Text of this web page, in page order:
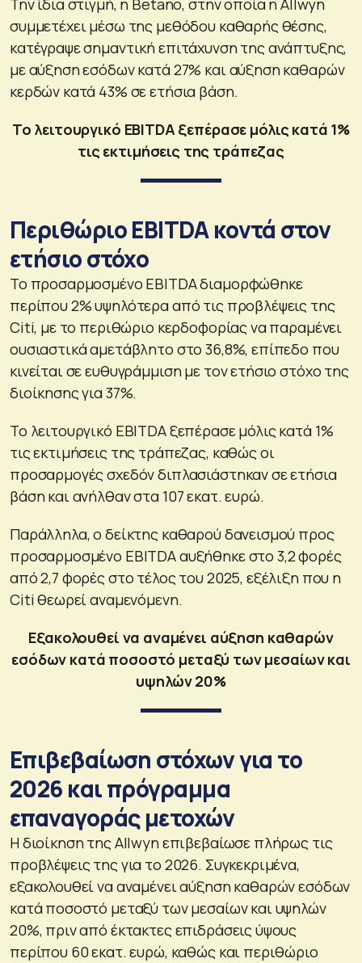
Την ίδια στιγμή, η Betano, στην οποία η Allwyn
συμμετέχει μέσω της μεθόδου καθαρής θέσης,
κατέγραψε σημαντική επιτάχυνση της ανάπτυξης,
με αύξηση εσόδων κατά 27% και αύξηση καθαρών
κερδών κατά 43% σε ετήσια βάση.
Το λειτουργικό EBITDA ξεπέρασε μόλις κατά 1%
τις εκτιμήσεις της τράπεζας
Περιθώριο EBITDA κοντά στον
ετήσιο στόχο
Το προσαρμοσμένο EBITDA διαμορφώθηκε
περίπου 2% υψηλότερα από τις προβλέψεις της
Citi, με το περιθώριο κερδοφορίας να παραμένει
ουσιαστικά αμετάβλητο στο 36,8%, επίπεδο που
κινείται σε ευθυγράμμιση με τον ετήσιο στόχο της
διοίκησης για 37%.
Το λειτουργικό EBITDA ξεπέρασε μόλις κατά 1%
τις εκτιμήσεις της τράπεζας, καθώς οι
προσαρμογές σχεδόν διπλασιάστηκαν σε ετήσια
βάση και ανήλθαν στα 107 εκατ. ευρώ.
Παράλληλα, ο δείκτης καθαρού δανεισμού προς
προσαρμοσμένο EBITDA αυξήθηκε στο 3,2 φορές
από 2,7 φορές στο τέλος του 2025, εξέλιξη που η
Citi θεωρεί αναμενόμενη.
Εξακολουθεί να αναμένει αύξηση καθαρών
εσόδων κατά ποσοστό μεταξύ των μεσαίων και
υψηλών 20%
Επιβεβαίωση στόχων για το
2026 και πρόγραμμα
επαναγοράς μετοχών
Η διοίκηση της Allwyn επιβεβαίωσε πλήρως τις
προβλέψεις της για το 2026. Συγκεκριμένα,
εξακολουθεί να αναμένει αύξηση καθαρών εσόδων
κατά ποσοστό μεταξύ των μεσαίων και υψηλών
20%, πριν από έκτακτες επιδράσεις ύψους
περίπου 60 εκατ. ευρώ, καθώς και περιθώριο